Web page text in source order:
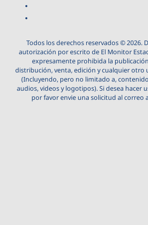
Todos los derechos reservados © 2026.
autorización por escrito de El Monitor
expresamente prohibida la
distribución, venta, edición y cualquier otro
(Incluyendo, pero no limitado a,
audios, videos y logotipos). Si desea hacer
por favor envie una solicitud al correo